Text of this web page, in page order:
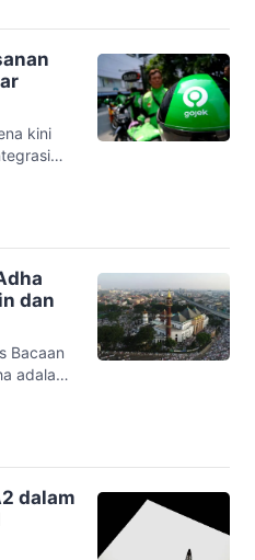
hari
kini
apk,
dan
Bacaan
adalah
oleh
idul
dalam